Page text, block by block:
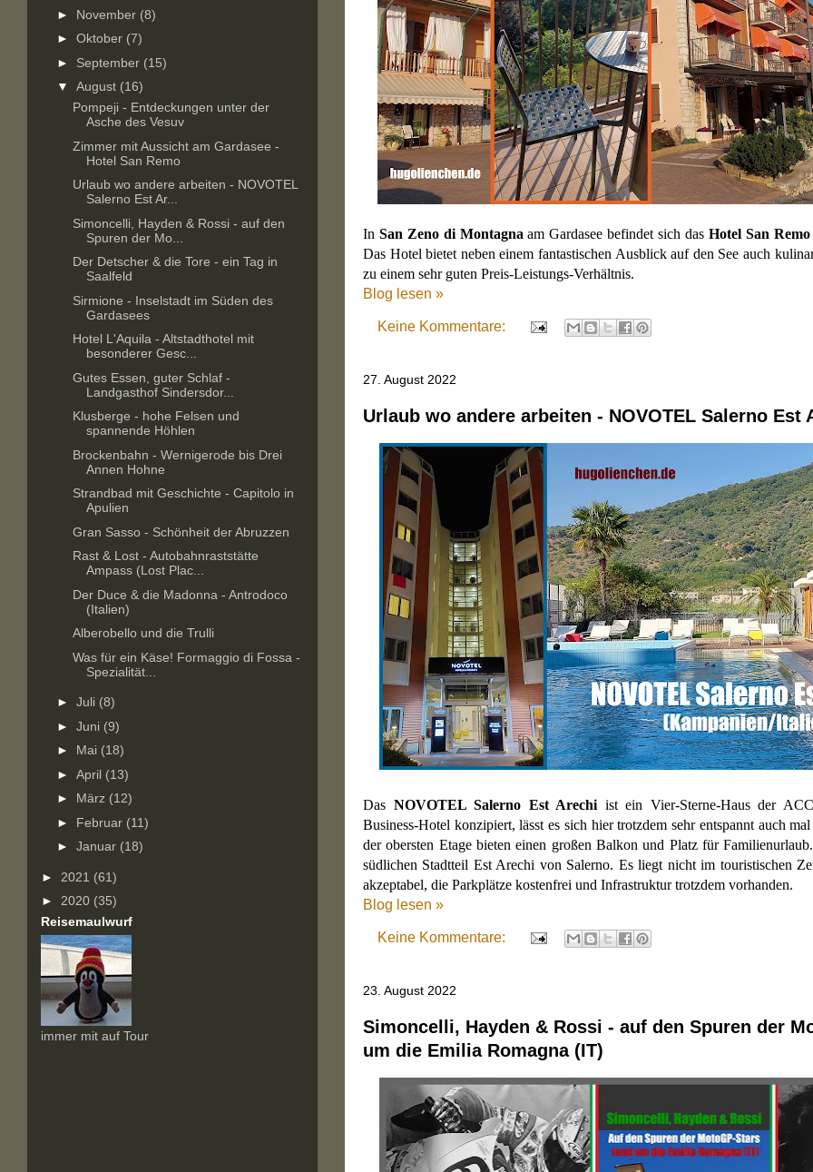
In San Zeno di Montagna am Gardasee befindet sich das Hotel San Remo
Das Hotel bietet neben einem fantastischen Ausblick auf den See auch
zu einem sehr guten Preis-Leistungs-Verhältnis.
Blog lesen »
Keine Kommentare:
27. August 2022
Urlaub wo andere arbeiten - NOVOTEL Salerno Est
Das NOVOTEL Salerno Est Arechi ist ein Vier-Sterne-Haus der
Business-Hotel konzipiert, lässt es sich hier trotzdem sehr entspannt auch
der obersten Etage bieten einen großen Balkon und Platz für
südlichen Stadtteil Est Arechi von Salerno. Es liegt nicht im touristischen
akzeptabel, die Parkplätze kostenfrei und Infrastruktur trotzdem vorhanden.
Blog lesen »
Keine Kommentare:
23. August 2022
Simoncelli, Hayden & Rossi - auf den Spuren der
um die Emilia Romagna (IT)
► November (8)
► Oktober (7)
► September (15)
▼ August (16)
Pompeji - Entdeckungen unter der
Asche des Vesuv
Zimmer mit Aussicht am Gardasee -
Hotel San Remo
Urlaub wo andere arbeiten - NOVOTEL
Salerno Est Ar...
Simoncelli, Hayden & Rossi - auf den
Spuren der Mo...
Der Detscher & die Tore - ein Tag in
Saalfeld
Sirmione - Inselstadt im Süden des
Gardasees
Hotel L'Aquila - Altstadthotel mit
besonderer Gesc...
Gutes Essen, guter Schlaf -
Landgasthof Sindersdor...
Klusberge - hohe Felsen und
spannende Höhlen
Brockenbahn - Wernigerode bis Drei
Annen Hohne
Strandbad mit Geschichte - Capitolo in
Apulien
Gran Sasso - Schönheit der Abruzzen
Rast & Lost - Autobahnraststätte
Ampass (Lost Plac...
Der Duce & die Madonna - Antrodoco
(Italien)
Alberobello und die Trulli
Was für ein Käse! Formaggio di Fossa -
Spezialität...
► Juli (8)
► Juni (9)
► Mai (18)
► April (13)
► März (12)
► Februar (11)
► Januar (18)
► 2021 (61)
► 2020 (35)
Reisemaulwurf
immer mit auf Tour